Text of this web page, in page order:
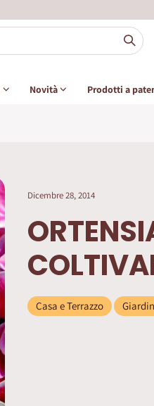
Novità Prodotti a
Dicembre 28, 2014
Casa e Terrazzo